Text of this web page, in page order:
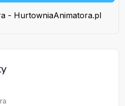
- HurtowniaAnimatora.pl